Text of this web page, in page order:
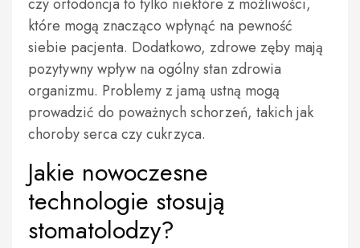
które mogą znacząco wpłynąć na pewność
siebie pacjenta. Dodatkowo, zdrowe zęby mają
pozytywny wpływ na ogólny stan zdrowia
organizmu. Problemy z jamą ustną mogą
prowadzić do poważnych schorzeń, takich jak
choroby serca czy cukrzyca.
Jakie nowoczesne
technologie stosują
stomatolodzy?